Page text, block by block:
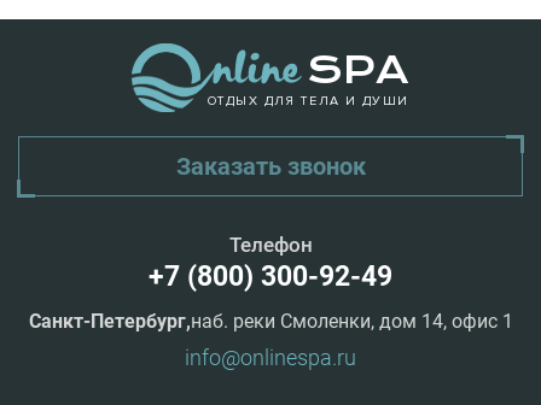
ОТДЫХ ДЛЯ ТЕЛА И ДУШИ
Заказать звонок
Телефон
+7 (800) 300-92-49
Санкт-Петербург,наб. реки Смоленки, дом 14, офис 1
info@onlinespa.ru